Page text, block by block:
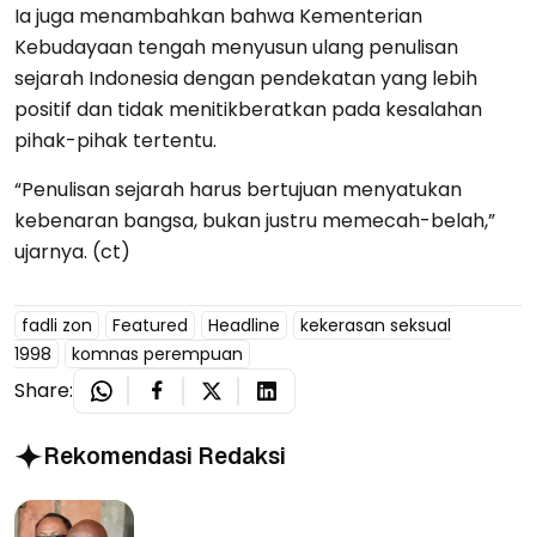
Ia juga menambahkan bahwa Kementerian
Kebudayaan tengah menyusun ulang penulisan
sejarah Indonesia dengan pendekatan yang lebih
positif dan tidak menitikberatkan pada kesalahan
pihak-pihak tertentu.
“Penulisan sejarah harus bertujuan menyatukan
kebenaran bangsa, bukan justru memecah-belah,”
ujarnya. (ct)
fadli zon Featured Headline
kekerasan seksual
1998
komnas perempuan
Share:
Rekomendasi Redaksi